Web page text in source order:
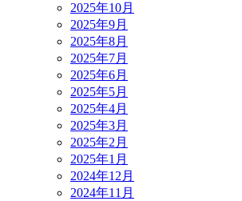
2025年10月
2025年9月
2025年8月
2025年7月
2025年6月
2025年5月
2025年4月
2025年3月
2025年2月
2025年1月
2024年12月
2024年11月